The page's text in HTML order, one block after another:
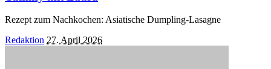
Rezept zum Nachkochen: Asiatische Dumpling-Lasagne
Posted
Redaktion 27. April 2026